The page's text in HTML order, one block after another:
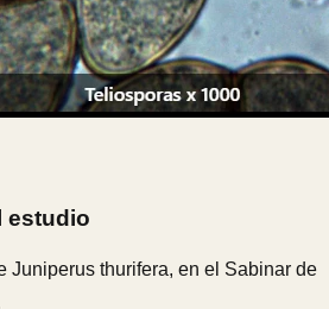
estudio
Juniperus thurifera, en el Sabinar de